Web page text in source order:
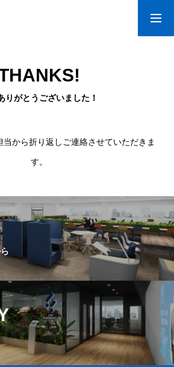
りがとうございました！
から折り返しご連絡させていただきま
す。